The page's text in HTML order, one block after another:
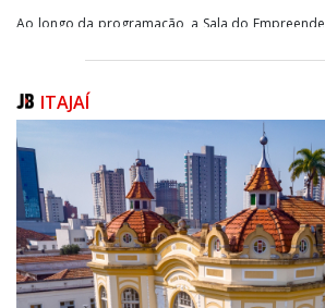
Ao longo da programação, a Sala do
SEBRAE, Sicredi, Profomento, BluSol e
gestão empresarial, regularização do MEI,
a crédito e estratégias de crescimento para
ITAJAÍ